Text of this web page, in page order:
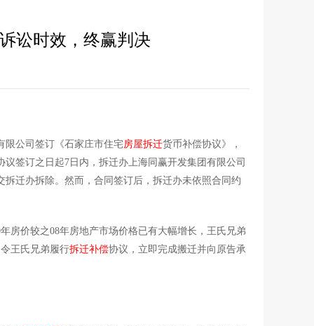
讼时效，终赢判决
限公司签订《石家庄市住宅房屋拆迁货币补偿协议》，
签订之日起7日内，拆迁办上海同赢开发集团有限公司
迁办拆除。然而，合同签订后，拆迁办未依照合同约
价较之08年房地产市场价格已有大幅增长，王氏兄弟
王氏兄弟履行拆迁补偿协议，立即完成搬迁并向原告承